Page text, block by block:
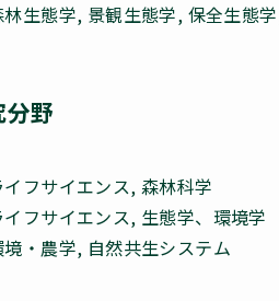
林生態学, 景観生態学, 保全生態
野
イフサイエンス, 森林科学
イフサイエンス, 生態学、環境学
境・農学, 自然共生システム